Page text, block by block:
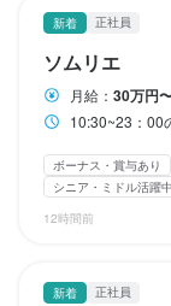
新着 正社員
ソムリエ
月給： 30万円
10:30~23：00の間でシフト制（終電考慮
ボーナス・賞与あり
シニア・ミドル活躍中
12時間前
新着 正社員
日曜定休 月8日以上休
特別休暇あり
・人事考課年12回
・昇給チャンス年12
・リファラル採用制
・人事考課年12回
・昇給チャンス年
・交通費規定支給
・有給休暇制度
・リファラル採用制
・服装・髪型自由
・様々な社内外勉
待遇
・人事考課年12回
・昇給チャンス年
・交通費規定支給
・有給休暇制度
・リファラル採用
・服装・髪型自由
・様々な社内外勉
・人事考課年12回
・昇給チャンス年
・交通費規定支給
・有給休暇制度
・リファラル採用制
・服装・髪型自由
・様々な社内外勉
・人事考課年12回
・昇給チャンス年12
・交通費規定支給
・有給休暇制度
・リファラル採用制
・服装・髪型自由
・習い事やスキル
・社内レクリエー
待遇
・人事考課年12回
・昇給チャンス年
・交通費規定支給
・有給休暇制度
・リファラル採用
・服装・髪型自由
り）
時短社員制度あり
週4日以上OK
固定シ
自由シフト制(毎回、時間
休日・休暇
月8日休み
夏期・冬期休暇あり
完全週休2日制
産休・
＊実働8〜10時間
＊休憩あり（2〜3
ランチタイムのみ勤務OK
週2日からOK
週4日以
固定シフト制(決まった時
＊休憩あり（2〜3
ランチタイムのみ勤務OK
時短社員制度あり
週2日からOK
週4日以
固定シフト制(決まった
月8日休み